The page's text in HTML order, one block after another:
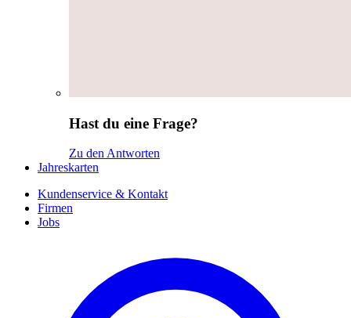
Hast du eine Frage?
Zu den Antworten
Jahreskarten
Kundenservice & Kontakt
Firmen
Jobs